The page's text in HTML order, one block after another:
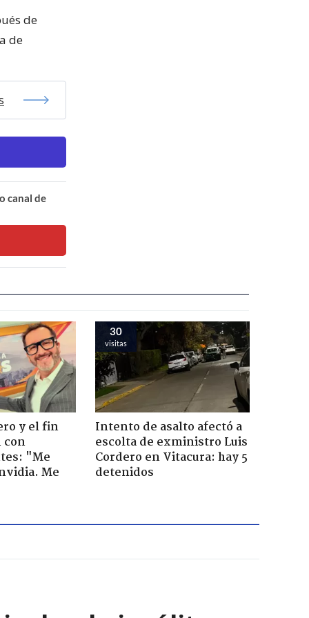
de
de
canal de
y el fin
con
"Me
Me
30
visitas
Intento de asalto afectó a
escolta de exministro Luis
Cordero en Vitacura: hay 5
detenidos